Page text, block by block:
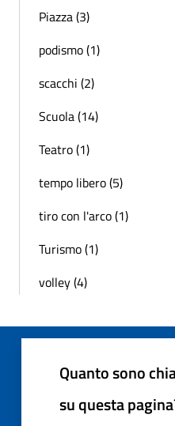
Piazza (3)
podismo (1)
scacchi (2)
Scuola (14)
Teatro (1)
tempo libero (5)
tiro con l'arco (1)
Turismo (1)
volley (4)
Quanto sono
su questa